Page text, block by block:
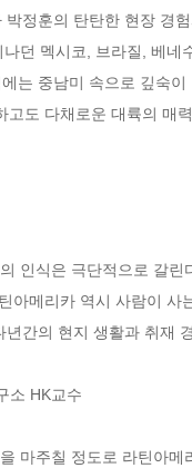
정훈의 탄탄한 현장 경
던 멕시코, 브라질, 베
는 중남미 속으로 깊숙
고도 다채로운 대륙의 매
인식은 극단적으로 갈
아메리카 역시 사람이
간의 현지 생활과 취재
소 HK교수
마주칠 정도로 라틴아